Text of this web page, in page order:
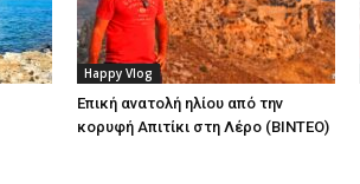
Happy Vlog
Επική ανατολή ηλίου από την
κορυφή Απιτίκι στη Λέρο (ΒΙΝΤΕΟ)